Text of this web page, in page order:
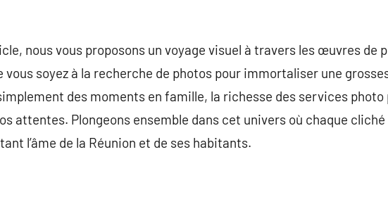
nous vous proposons un voyage visuel à travers les œuvres de
vous soyez à la recherche de photos pour immortaliser une
des moments en famille, la richesse des services photo
attentes. Plongeons ensemble dans cet univers où chaque
l’âme de la Réunion et de ses habitants.